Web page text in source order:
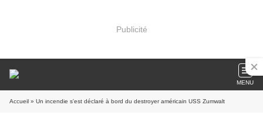
Publicité
MENU
Accueil » Un incendie s'est déclaré à bord du destroyer américain USS Zumwalt